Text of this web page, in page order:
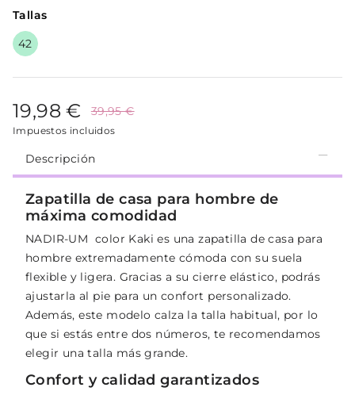
Tallas
42
19,98 € 39,95 €
Impuestos incluidos
Descripción
Zapatilla de casa para hombre de
máxima comodidad
NADIR-UM color Kaki es una zapatilla de casa para
hombre extremadamente cómoda con su suela
flexible y ligera. Gracias a su cierre elástico, podrás
ajustarla al pie para un confort personalizado.
Además, este modelo calza la talla habitual, por lo
que si estás entre dos números, te recomendamos
elegir una talla más grande.
Confort y calidad garantizados